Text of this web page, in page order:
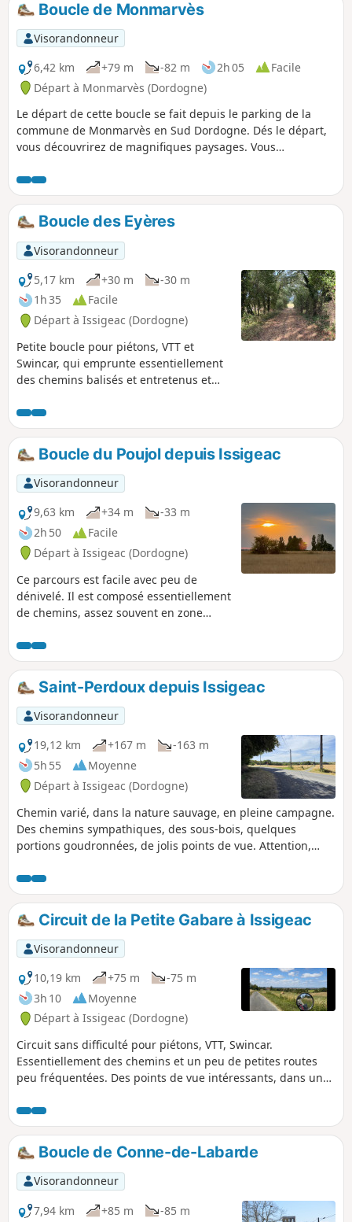
Boucle de Monmarvès
Visorandonneur
6,42 km
+79 m -82 m 2h 05
Facile
Départ à Monmarvès (Dordogne)
Le départ de cette boucle se fait depuis le parking de la
commune de Monmarvès en Sud Dordogne. Dés le départ,
vous découvrirez de magnifiques paysages. Vous
Pecdorat avec ses vieilles maisons réhabilitées. Vous
traverserez un bois, puis vous descendrez vers la Retenue
de la Nette. Vous longerez le lac, puis vous remonterez vers
le parking en passant au pied de la ruine d'un ancien
moulin.
Boucle des Eyères
Visorandonneur
5,17 km
+30 m
-30 m
1h 35
Facile
Départ à Issigeac (Dordogne)
Petite boucle pour piétons, VTT et
Swincar, qui emprunte essentiellement
des chemins balisés et entretenus et
bonne partie se situe dans des zones
boisées très agréables en été.
Boucle du Poujol depuis Issigeac
Visorandonneur
9,63 km
+34 m
-33 m
2h 50
Facile
Départ à Issigeac (Dordogne)
Ce parcours est facile avec peu de
dénivelé. Il est composé essentiellement
de chemins, assez souvent en zone
route très peu fréquentée. Par temps
humide, il est conseillé d'avoir de bonne
chaussures. Précision : la terre
d'Issigeac est très argileuse et donc
colle bien lorsque les conditions s'y
prêtent !
Saint-Perdoux depuis Issigeac
Visorandonneur
19,12 km
+167 m
-163 m
5h 55
Moyenne
Départ à Issigeac (Dordogne)
Chemin varié, dans la nature sauvage, en pleine campagne.
Des chemins sympathiques, des sous-bois, quelques
portions goudronnées, de jolis points de vue. Attention,
Circuit de la Petite Gabare à Issigeac
Visorandonneur
10,19 km
+75 m
-75 m
3h 10
Moyenne
Départ à Issigeac (Dordogne)
Circuit sans difficulté pour piétons, VTT, Swincar.
Essentiellement des chemins et un peu de petites routes
peu fréquentées. Des points de vue intéressants, dans un
humide.
Boucle de Conne-de-Labarde
Visorandonneur
7,94 km
+85 m
-85 m